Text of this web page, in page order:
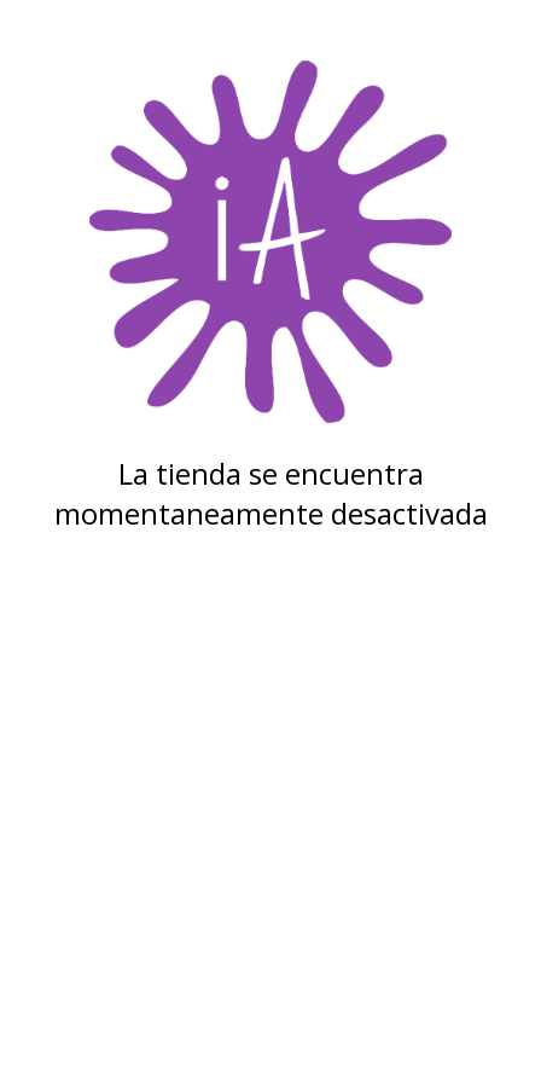
La tienda se encuentra
momentaneamente desactivada